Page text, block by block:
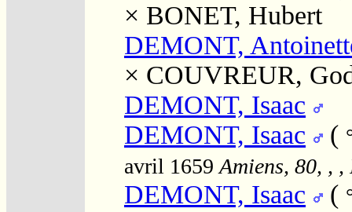
× BONET, Hubert
DEMONT,
× COUVREUR,
DEMONT, Isaac
DEMONT, Isaac
(
avril 1659 Amiens, 80, , ,
DEMONT, Isaac (